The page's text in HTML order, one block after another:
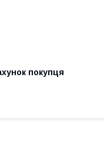
покупця